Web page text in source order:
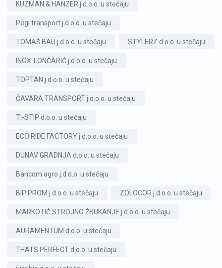
KUZMAN & HANZER j.d.o.o. u stečaju
Pegi transport j.d.o.o. u stečaju
TOMAŠ BAU j.d.o.o. u stečaju STYLERZ d.o.o. u stečaju
INOX-LONČARIĆ j.d.o.o. u stečaju
TOPTAN j.d.o.o. u stečaju
ČAVARA TRANSPORT j.d.o.o. u stečaju
TI-STIP d.o.o. u stečaju
ECO RIDE FACTORY j.d.o.o. u stečaju
DUNAV GRADNJA d.o.o. u stečaju
Bancom agro j.d.o.o. u stečaju
BIP PROM j.d.o.o. u stečaju ZOLOCOR j.d.o.o. u stečaju
MARKOTIĆ STROJNO ŽBUKANJE j.d.o.o. u stečaju
AURAMENTUM d.o.o. u stečaju
THATS PERFECT d.o.o. u stečaju